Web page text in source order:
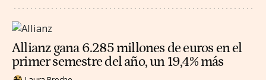
Allianz gana 6.285 millones de euros en el
primer semestre del año, un 19,4% más